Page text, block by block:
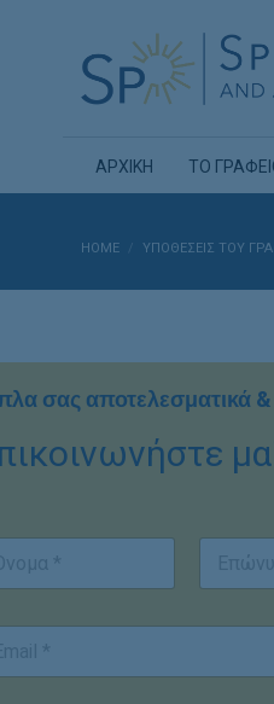
ΑΡΧΙΚΗ ΤΟ
HOME ΥΠΟΘΈΣΕΙΣ ΤΟΥ
σας αποτελεσματικά